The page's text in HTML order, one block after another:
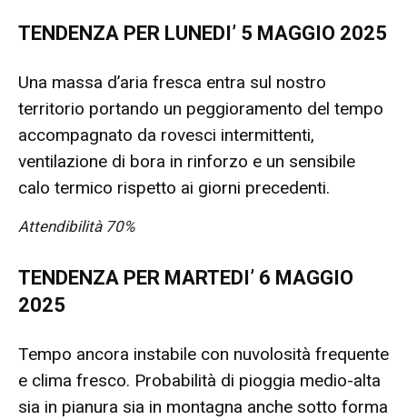
TENDENZA PER LUNEDI’ 5 MAGGIO 2025
Una massa d’aria fresca entra sul nostro
territorio portando un peggioramento del tempo
accompagnato da rovesci intermittenti,
ventilazione di bora in rinforzo e un sensibile
calo termico rispetto ai giorni precedenti.
Attendibilità 70%
TENDENZA PER MARTEDI’ 6 MAGGIO
2025
Tempo ancora instabile con nuvolosità frequente
e clima fresco. Probabilità di pioggia medio-alta
sia in pianura sia in montagna anche sotto forma